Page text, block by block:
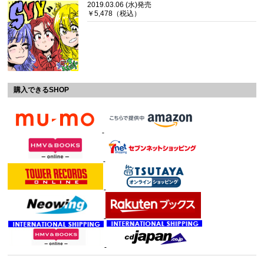
2019.03.06 (水)発売
￥5,478（税込）
購入できるSHOP